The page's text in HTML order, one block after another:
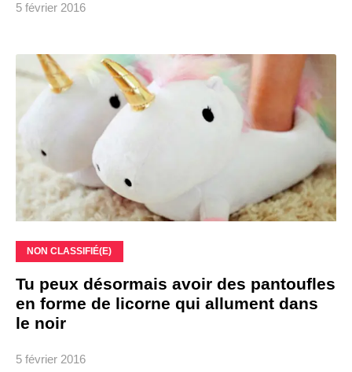
5 février 2016
NON CLASSIFIÉ(E)
Tu peux désormais avoir des pantoufles
en forme de licorne qui allument dans
le noir
5 février 2016